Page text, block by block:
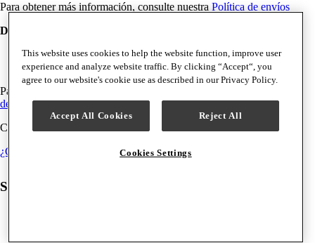
Para obtener más información, consulte nuestra Política de envíos
Devuelve
Devoluciones gratuitas hasta 30 días
Para obtener más información, consulte nuestra
devoluciones
Compatibilidad de máquinas
¿Cuál es mi grupo de máquinas?
Se compran juntos con frecuencia
This website uses cookies to help the website function, improve user
experience and analyze website traffic. By clicking “Accept“, you
agree to our website's cookie use as described in our Privacy Policy.
Accept All Cookies Reject All
Cookies Settings